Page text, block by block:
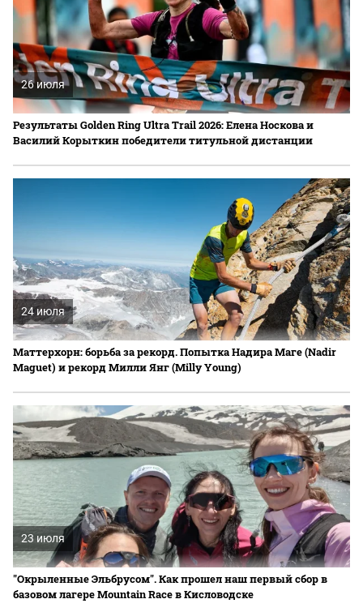
26 июля
Результаты Golden Ring Ultra Trail 2026: Елена Носкова и
Василий Корыткин победители титульной дистанции
24 июля
Маттерхорн: борьба за рекорд. Попытка Надира Маге (Nadir
Maguet) и рекорд Милли Янг (Milly Young)
23 июля
"Окрыленные Эльбрусом". Как прошел наш первый сбор в
базовом лагере Mountain Race в Кисловодске